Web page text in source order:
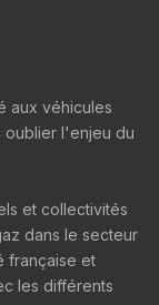
aux véhicules
oublier l'enjeu du
et collectivités
dans le secteur
française et
les différents